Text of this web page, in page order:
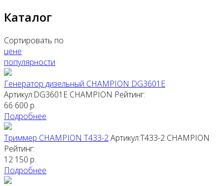
Каталог
Сортировать по
цене
популярности
Генератор дизельный CHAMPION DG3601E
Артикул:DG3601E CHAMPION Рейтинг:
66 600 р.
Подробнее
Триммер CHAMPION T433-2Артикул:T433-2 CHAMPION
Рейтинг:
12 150 р.
Подробнее